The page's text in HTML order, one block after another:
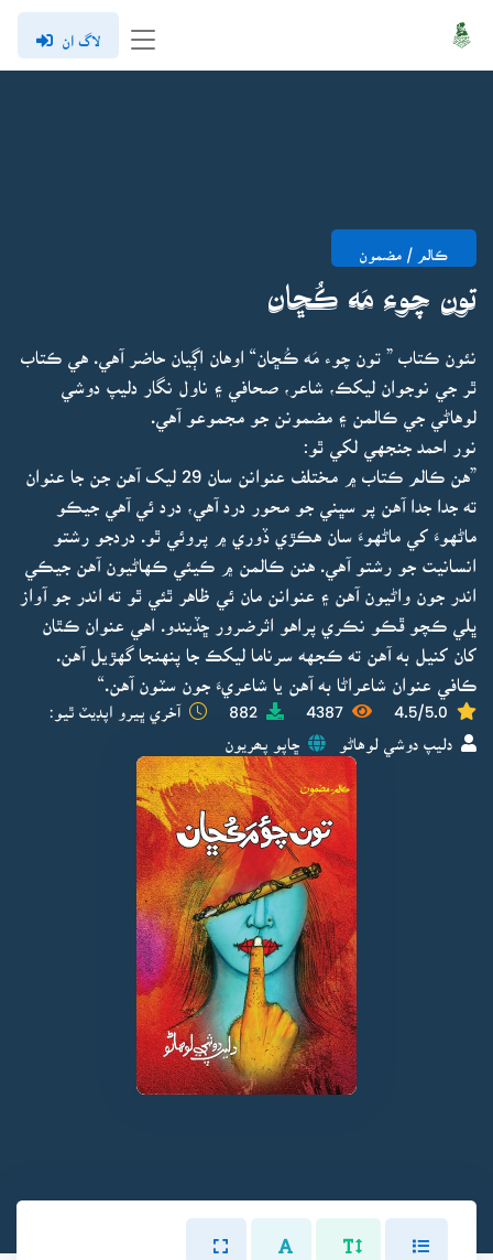
لاگ ان
ڪالم / مضمون
تون چوء مَه ڪُڇان
نئون ڪتاب ” تون چوء مَه ڪُڇان“ اوهان اڳيان حاضر آهي. هي ڪتاب
ٿر جي نوجوان ليکڪ، شاعر، صحافي ۽ ناول نگار دليپ دوشي
لوهاڻي جي ڪالمن ۽ مضمونن جو مجموعو آهي.
نور احمد جنجهي لکي ٿو:
”هن ڪالم ڪتاب ۾ مختلف عنوانن سان 29 ليک آهن جن جا عنوان
ته جدا جدا آهن پر سڀني جو محور درد آهي، درد ئي آهي جيڪو
ماڻهوءَ کي ماڻهوءَ سان هڪڙي ڏوري ۾ پروئي ٿو. دردجو رشتو
انسانيت جو رشتو آهي. هنن ڪالمن ۾ ڪيئي ڪهاڻيون آهن جيڪي
اندر جون واڻيون آهن ۽ عنوانن مان ئي ظاهر ٿئي ٿو ته اندر جو آواز
ڀلي ڪچو ڦڪو نڪري پراهو اثرضرور ڇڏيندو. اهي عنوان ڪٿان
کان کنيل به آهن ته ڪجهه سرناما ليکڪ جا پنهنجا گهڙيل آهن.
ڪافي عنوان شاعراڻا به آهن يا شاعريءَ جون سٽون آهن.“
4.5/5.0
4387
882 آخري ڀيرو اپڊيٽ ٿيو:
دليپ دوشي لوهاڻو ڇاپو پھريون